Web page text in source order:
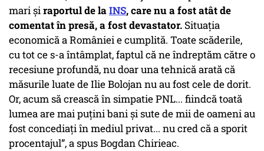
mari șiraportul de laINS, care nu a fost atât de
comentat în presă, a fost devastator. Situația
economică a României e cumplită. Toate scăderile,
cu tot ce s-a întâmplat, faptul că ne îndreptăm către o
recesiune profundă, nu doar una tehnică arată că
măsurile luate de Ilie Bolojan nu au fost cele de dorit.
Or, acum să crească în simpatie PNL... fiindcă toată
lumea are mai puțini bani și sute de mii de oameni au
fost concediați în mediul privat... nu cred că a sporit
procentajul”, a spus Bogdan Chirieac.